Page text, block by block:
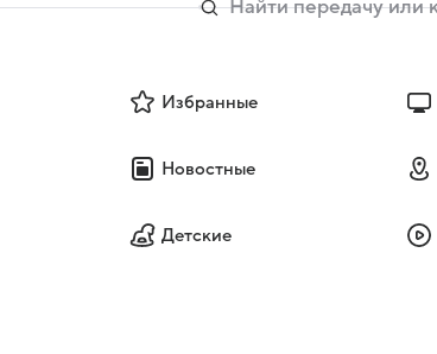
Избранные
Новостные
Детские